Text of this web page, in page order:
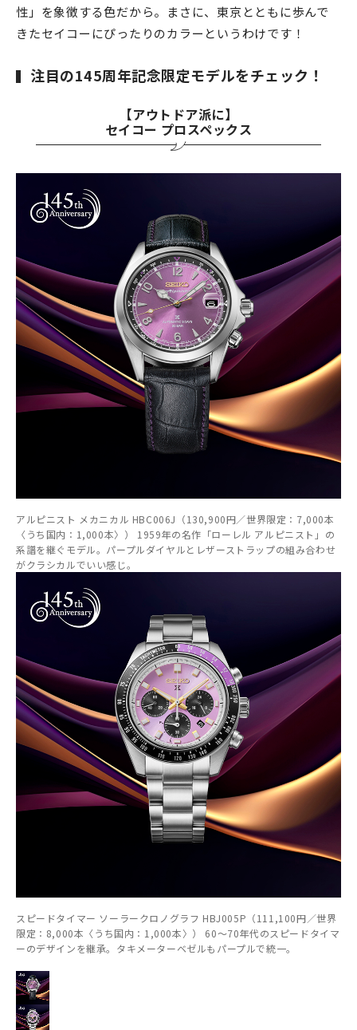
性」を象徴する色だから。まさに、東京とともに歩んで
きたセイコーにぴったりのカラーというわけです！
注目の145周年記念限定モデルをチェック！
【アウトドア派に】
セイコー プロスペックス
アルピニスト メカニカル HBC006J（130,900円／世界限定：7,000本
〈うち国内：1,000本〉） 1959年の名作「ローレル アルピニスト」の
系譜を継ぐモデル。パープルダイヤルとレザーストラップの組み合わせ
がクラシカルでいい感じ。
スピードタイマー ソーラークロノグラフ HBJ005P（111,100円／世界
限定：8,000本〈うち国内：1,000本〉） 60～70年代のスピードタイマ
ーのデザインを継承。タキメーターベゼルもパープルで統一。